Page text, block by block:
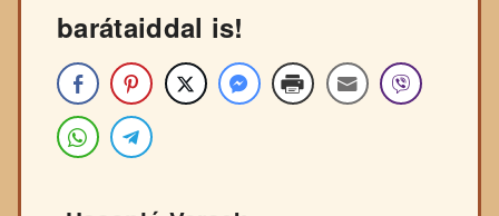
barátaiddal is!